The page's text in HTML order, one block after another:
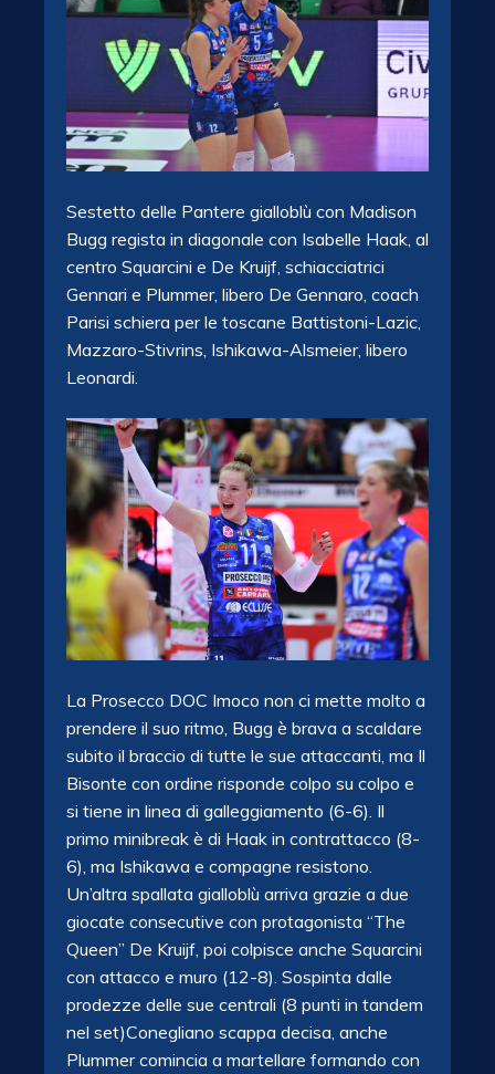
Sestetto delle Pantere gialloblù con Madison
Bugg regista in diagonale con Isabelle Haak, al
centro Squarcini e De Kruijf, schiacciatrici
Gennari e Plummer, libero De Gennaro, coach
Parisi schiera per le toscane Battistoni-Lazic,
Mazzaro-Stivrins, Ishikawa-Alsmeier, libero
Leonardi.
La Prosecco DOC Imoco non ci mette molto a
prendere il suo ritmo, Bugg è brava a scaldare
subito il braccio di tutte le sue attaccanti, ma Il
Bisonte con ordine risponde colpo su colpo e
si tiene in linea di galleggiamento (6-6). Il
primo minibreak è di Haak in contrattacco (8-
6), ma Ishikawa e compagne resistono.
Un’altra spallata gialloblù arriva grazie a due
giocate consecutive con protagonista “The
Queen” De Kruijf, poi colpisce anche Squarcini
con attacco e muro (12-8). Sospinta dalle
prodezze delle sue centrali (8 punti in tandem
nel set)Conegliano scappa decisa, anche
Plummer comincia a martellare formando con